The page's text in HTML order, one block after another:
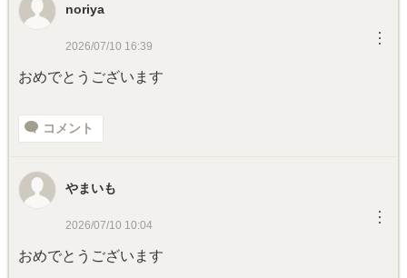
noriya
2026/07/10 16:39 ︙
おめでとうございます
コメント
やまいも
2026/07/10 10:04 ︙
おめでとうございます